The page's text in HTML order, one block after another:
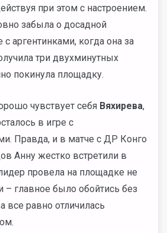
при этом с настроением.
забыла о досадной
аргентинками, когда она за
три двухминутных
покинула площадку.
чувствует себя Вяхирева,
в игре с
Правда, и в матче с ДР Конго
Анну жестко встретили в
провела на площадке не
– главное было обойтись без
все равно отличилась